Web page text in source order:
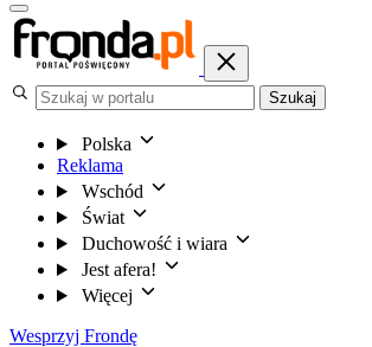
Szukaj
Polska
Reklama
Wschód
Świat
Duchowość i wiara
Jest afera!
Więcej
Wesprzyj Frondę